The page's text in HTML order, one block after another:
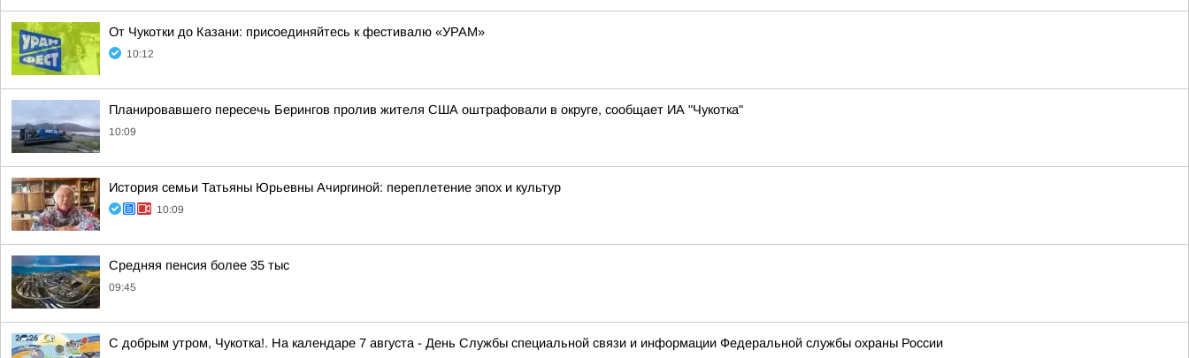
От Чукотки до Казани: присоединяйтесь к фестивалю «УРАМ»
10:12
Планировавшего пересечь Берингов пролив жителя США оштрафовали в округе, сообщает ИА "Чукотка"
10:09
История семьи Татьяны Юрьевны Ачиргиной: переплетение эпох и культур
10:09
Средняя пенсия более 35 тыс
09:45
С добрым утром, Чукотка!. На календаре 7 августа - День Службы специальной связи и информации Федеральной службы охраны России